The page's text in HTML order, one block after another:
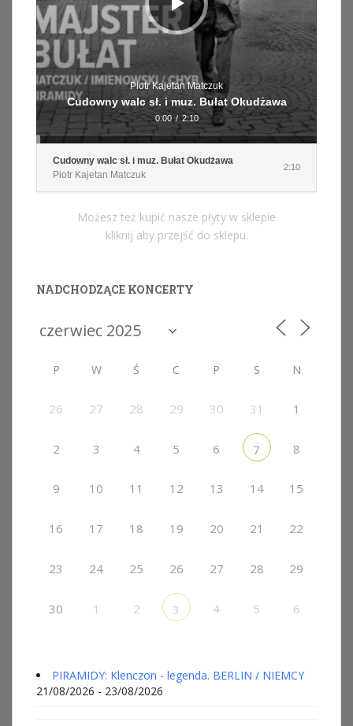
Piotr Kajetan Matczuk
Cudowny walc sł. i muz. Bułat Okudżawa
0:00 / 2:10
Cudowny walc sł. i muz. Bułat Okudżawa
Piotr Kajetan Matczuk
2:10
Możesz też kupić nasze płyty w sklepie
kliknij aby przejść do sklepu.
NADCHODZĄCE KONCERTY
P W Ś C P S N
26 27 28 29 30 31 1
2 3 4 5 6 7 8
9 10 11 12 13 14 15
16 17 18 19 20 21 22
23 24 25 26 27 28 29
30 1 2 3 4 5 6
PIRAMIDY: Klenczon - legenda. BERLIN / NIEMCY
21/08/2026 - 23/08/2026